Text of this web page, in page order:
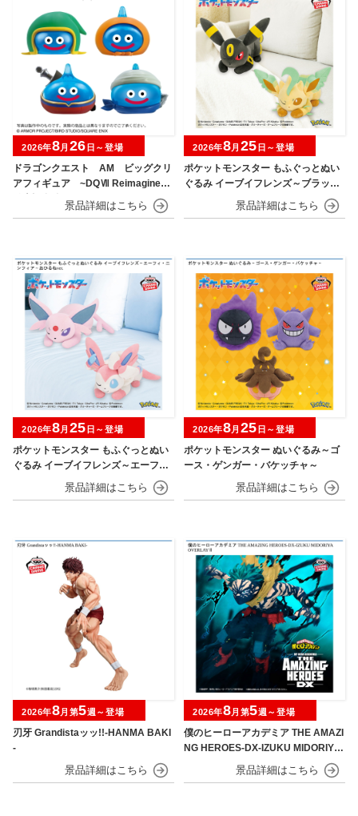
ドラゴンクエスト AM ビッグクリ
アフィギュア ~DQⅦ Reimagined
発売記念編~
2026年8月 26 日～登場
ポケットモンスター もふぐっとぬい
ぐるみ イーブイフレンズ～ブラッキ
ー・リーフィア～おひるねver.
2026年8月 25 日～登場
ポケットモンスター もふぐっとぬい
ぐるみ イーブイフレンズ～エーフ
ィ・ニンフィア～おひるねver.
2026年8月 25 日～登場
ポケットモンスター ぬいぐるみ～ゴ
ース・ゲンガー・バケッチャ～
2026年8月 25 日～登場
刃牙 Grandistaッッ!!-HANMA BAKI
-
2026年8月第5週～登場
僕のヒーローアカデミア THE AMAZI
NG HEROES-DX-IZUKU MIDORIYA
OVERLAY Ⅱ
2026年8月第5週～登場